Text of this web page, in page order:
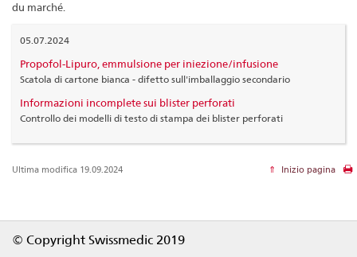
du marché.
05.07.2024
Propofol-Lipuro, emmulsione per iniezione/infusione
Scatola di cartone bianca - difetto sull'imballaggio secondario
Informazioni incomplete sui blister perforati
Controllo dei modelli di testo di stampa dei blister perforati
Ultima modifica 19.09.2024 Inizio pagina
© Copyright Swissmedic 2019